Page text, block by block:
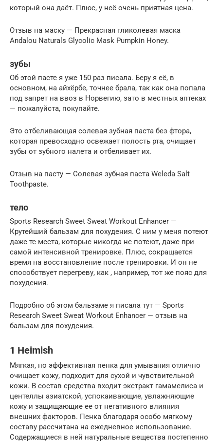
который она даёт. Плюс, у неё очень приятная цена.
Отзыв на маску — Прекрасная гликолевая маска
Andalou Naturals Glycolic Mask Pumpkin Honey.
зубы
Об этой пасте я уже 150 раз писала. Беру я её, в
основном, на айхёрбе, точнее брала, так как она попала
под запрет на ввоз в Норвегию, зато в местных аптеках
— пожалуйста, покупайте.
Это отбеливающая солевая зубная паста без фтора,
которая превосходно освежает полость рта, очищает
зубы от зубного налета и отбеливает их.
Отзыв на пасту — Солевая зубная паста Weleda Salt
Toothpaste.
тело
Sports Research Sweet Sweat Workout Enhancer —
Крутейший бальзам для похудения. С ним у меня потеют
даже те места, которые никогда не потеют, даже при
самой интенсивной тренировке. Плюс, сокращается
время на восстановление после тренировки. И он не
способствует перегреву, как , например, тот же пояс для
похудения.
Подробно об этом бальзаме я писала тут — Sports
Research Sweet Sweat Workout Enhancer — отзыв на
бальзам для похудения.
1 Heimish
Мягкая, но эффективная пенка для умывания отлично
очищает кожу, подходит для сухой и чувствительной
кожи. В состав средства входит экстракт гамамелиса и
центеллы азиатской, успокаивающие, увлажняющие
кожу и защищающие ее от негативного влияния
внешних факторов. Пенка благодаря особо мягкому
составу рассчитана на ежедневное использование.
Содержащиеся в ней натуральные вещества постепенно